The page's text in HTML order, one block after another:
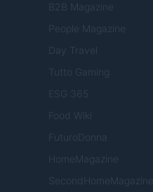
B2B Magazine
People Magazine
Day Travel
Tutto Gaming
ESG 365
Food Wiki
FuturoDonna
HomeMagazine
SecondHomeMagazine